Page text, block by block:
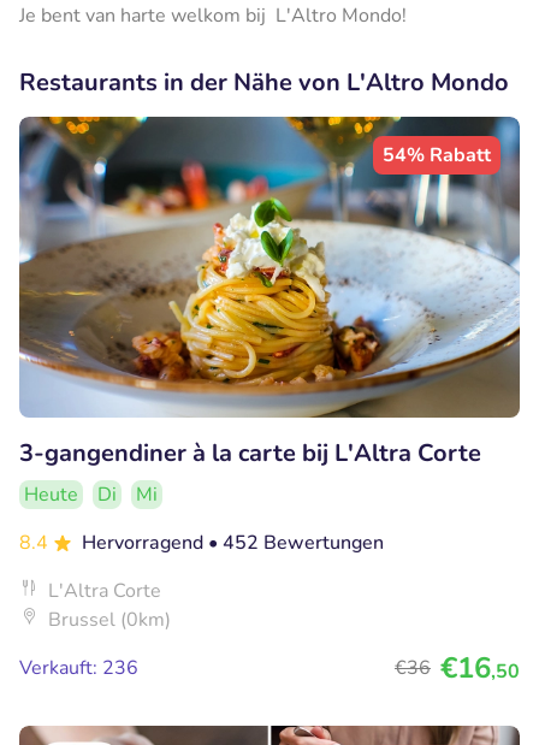
Je bent van harte welkom bij L'Altro Mondo!
Restaurants in der Nähe von L'Altro Mondo
54% Rabatt
3-gangendiner à la carte bij L'Altra Corte
Heute Di
Mi
8.4
Hervorragend • 452 Bewertungen
L'Altra Corte
Brussel (0km)
Verkauft: 236
€36 €16,50